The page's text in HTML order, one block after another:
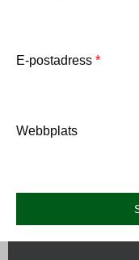
E-postadress *
Webbplats